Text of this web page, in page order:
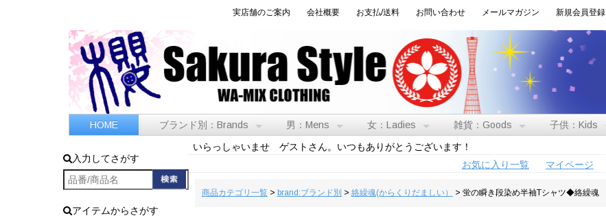
実店舗のご案内 会社概要 お支払/送料 お問い合わせ メールマガジン 新規会員登録
HOME ブランド別：Brands 男：Mens 女：Ladies 雑貨：Goods 子供：Kids
入力してさがす
アイテムからさがす
いらっしゃいませ ゲストさん。いつもありがとうございます！
お気に入り一覧
マイページ
商品カテゴリ一覧> brand:ブランド別 > 絡繰魂(からくりだましい） > 蛍の瞬き段染め半袖Tシャツ◆絡繰魂